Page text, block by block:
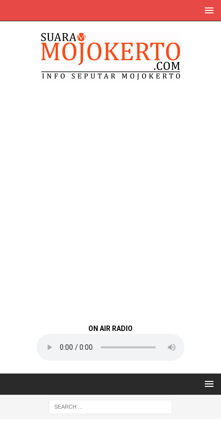
ON AIR RADIO